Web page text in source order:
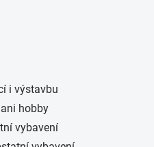
i výstavbu
hobby
vybavení